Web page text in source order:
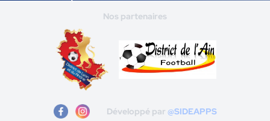
Nos partenaires
Développé par @SIDEAPPS